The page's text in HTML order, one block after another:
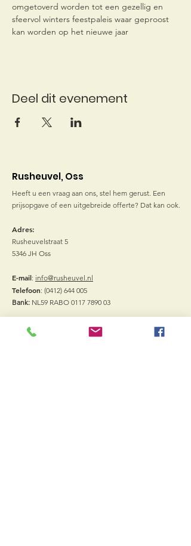
omgetoverd worden tot een gezellig en
sfeervol winters feestpaleis waar geproost
kan worden op het nieuwe jaar
Deel dit evenement
Rusheuvel, Oss
Heeft u een vraag aan ons, stel hem gerust. Een
prijsopgave of een uitgebreide offerte? Dat kan ook.
Adres:
Rusheuvelstraat 5
5346 JH Oss
E-mail: info@rusheuvel.nl
Telefoon: (0412) 644 005
Bank: NL59 RABO 0117 7890 03
Vacatures